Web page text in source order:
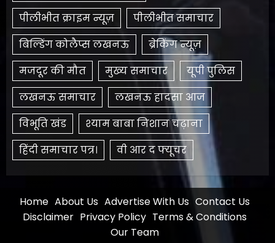
पीलीभीत क्राइम न्यूज़
पीलीभीत समाचार
बिल्डिंग कोलैप्स लखनऊ
ब्रेकिंग न्यूज़
मजदूर की मौत
मुख्य समाचार
यूपी पुलिस
लखनऊ समाचार
लखनऊ हादसा आज
विभूति खंड
श्याम बाबा निशान चढ़ाना
हिंदी समाचार पत्र।
​वी आर द फ्यूचर
Home About Us Advertise With Us Contact Us
Disclaimer Privacy Policy Terms & Conditions
Our Team